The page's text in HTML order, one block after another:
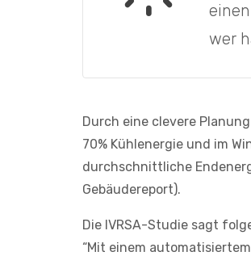
wer
Durch eine clevere
70% Kühlenergie und im
durchschnittliche
Gebäudereport).
Die IVRSA-Studie sagt
“Mit einem